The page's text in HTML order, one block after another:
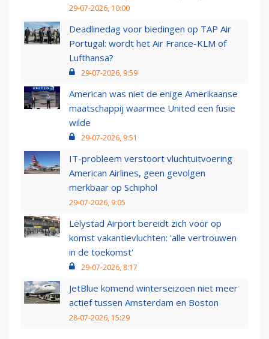
29-07-2026, 10:00
Deadlinedag voor biedingen op TAP Air
Portugal: wordt het Air France-KLM of
Lufthansa?
29-07-2026, 9:59
American was niet de enige Amerikaanse
maatschappij waarmee United een fusie
wilde
29-07-2026, 9:51
IT-probleem verstoort vluchtuitvoering
American Airlines, geen gevolgen
merkbaar op Schiphol
29-07-2026, 9:05
Lelystad Airport bereidt zich voor op
komst vakantievluchten: 'alle vertrouwen
in de toekomst'
29-07-2026, 8:17
JetBlue komend winterseizoen niet meer
actief tussen Amsterdam en Boston
28-07-2026, 15:29